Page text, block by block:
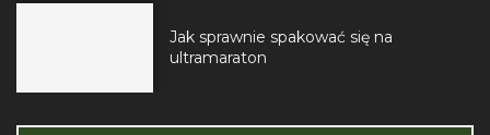
Jak sprawnie spakować się na
ultramaraton